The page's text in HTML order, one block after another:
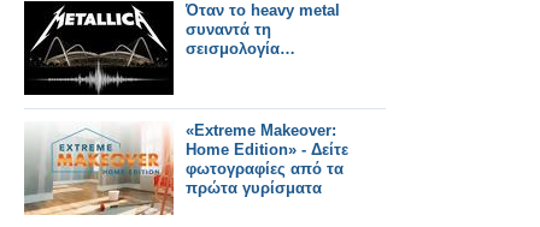
Όταν το heavy metal
συναντά τη
σεισμολογία…
«Extreme Makeover:
Home Edition» - Δείτε
φωτογραφίες από τα
πρώτα γυρίσματα